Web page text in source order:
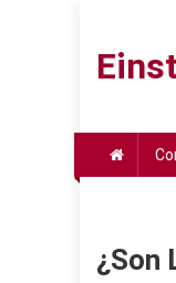
contenido
¿Son